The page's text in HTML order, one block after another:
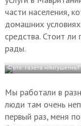
части населения,
домашних
средства. Стоит
рады.
Фото: газета «Ингушетия/
Мы работали в
люди там очень
первый раз, меня